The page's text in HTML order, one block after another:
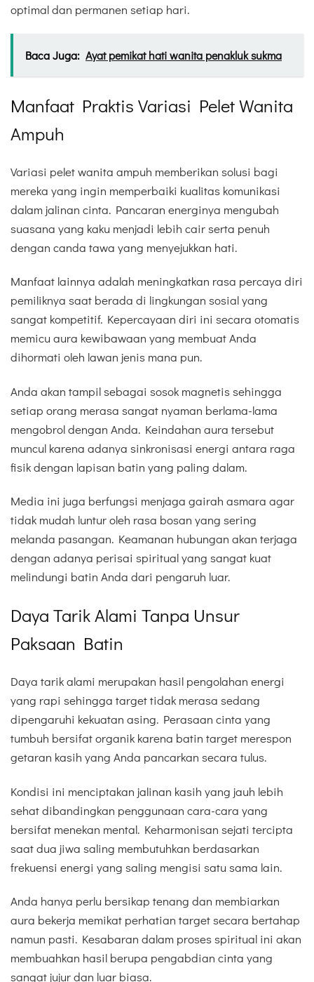
optimal dan permanen setiap hari.
Baca Juga: Ayat pemikat hati wanita penakluk sukma
Manfaat Praktis Variasi Pelet Wanita
Ampuh
Variasi pelet wanita ampuh memberikan solusi bagi
mereka yang ingin memperbaiki kualitas komunikasi
dalam jalinan cinta. Pancaran energinya mengubah
suasana yang kaku menjadi lebih cair serta penuh
dengan canda tawa yang menyejukkan hati.
Manfaat lainnya adalah meningkatkan rasa percaya diri
pemiliknya saat berada di lingkungan sosial yang
sangat kompetitif. Kepercayaan diri ini secara otomatis
memicu aura kewibawaan yang membuat Anda
dihormati oleh lawan jenis mana pun.
Anda akan tampil sebagai sosok magnetis sehingga
setiap orang merasa sangat nyaman berlama-lama
mengobrol dengan Anda. Keindahan aura tersebut
muncul karena adanya sinkronisasi energi antara raga
fisik dengan lapisan batin yang paling dalam.
Media ini juga berfungsi menjaga gairah asmara agar
tidak mudah luntur oleh rasa bosan yang sering
melanda pasangan. Keamanan hubungan akan terjaga
dengan adanya perisai spiritual yang sangat kuat
melindungi batin Anda dari pengaruh luar.
Daya Tarik Alami Tanpa Unsur
Paksaan Batin
Daya tarik alami merupakan hasil pengolahan energi
yang rapi sehingga target tidak merasa sedang
dipengaruhi kekuatan asing. Perasaan cinta yang
tumbuh bersifat organik karena batin target merespon
getaran kasih yang Anda pancarkan secara tulus.
Kondisi ini menciptakan jalinan kasih yang jauh lebih
sehat dibandingkan penggunaan cara-cara yang
bersifat menekan mental. Keharmonisan sejati tercipta
saat dua jiwa saling membutuhkan berdasarkan
frekuensi energi yang saling mengisi satu sama lain.
Anda hanya perlu bersikap tenang dan membiarkan
aura bekerja memikat perhatian target secara bertahap
namun pasti. Kesabaran dalam proses spiritual ini akan
membuahkan hasil berupa pengabdian cinta yang
sangat jujur dan luar biasa.